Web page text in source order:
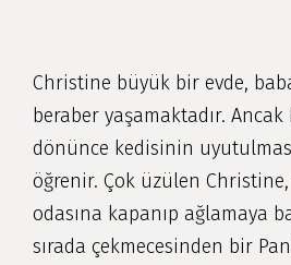
Christine büyük bir evde,
beraber yaşamaktadır.
dönünce kedisinin
öğrenir. Çok üzülen Christine,
odasına kapanıp ağlamaya
sırada çekmecesinden bir